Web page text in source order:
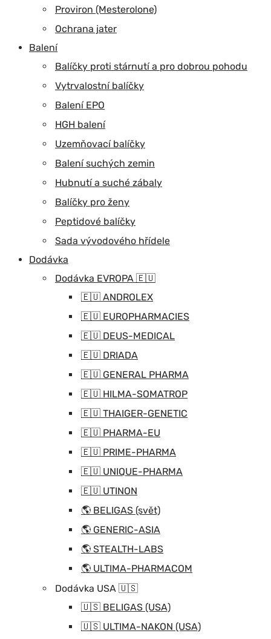
Proviron (Mesterolone)
Ochrana jater
Balení
Balíčky proti stárnutí a pro dobrou pohodu
Vytrvalostní balíčky
Balení EPO
HGH balení
Uzemňovací balíčky
Balení suchých zemin
Hubnutí a suché zábaly
Balíčky pro ženy
Peptidové balíčky
Sada vývodového hřídele
Dodávka
Dodávka EVROPA 🇪🇺
🇪🇺 ANDROLEX
🇪🇺 EUROPHARMACIES
🇪🇺 DEUS-MEDICAL
🇪🇺 DRIADA
🇪🇺 GENERAL PHARMA
🇪🇺 HILMA-SOMATROP
🇪🇺 THAIGER-GENETIC
🇪🇺 PHARMA-EU
🇪🇺 PRIME-PHARMA
🇪🇺 UNIQUE-PHARMA
🇪🇺 UTINON
🌎 BELIGAS (svět)
🌎 GENERIC-ASIA
🌎 STEALTH-LABS
🌎 ULTIMA-PHARMACOM
Dodávka USA 🇺🇸
🇺🇸 BELIGAS (USA)
🇺🇸 ULTIMA-NAKON (USA)